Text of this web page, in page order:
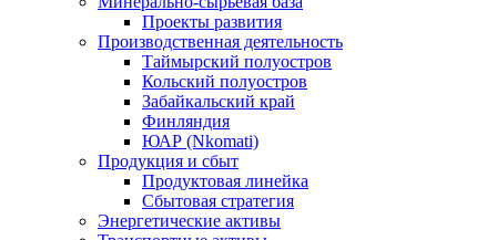
Проекты развития
Производственная деятельность
Таймырский полуостров
Кольский полуостров
Забайкальский край
Финляндия
ЮАР (Nkomati)
Продукция и сбыт
Продуктовая линейка
Сбытовая стратегия
Энергетические активы